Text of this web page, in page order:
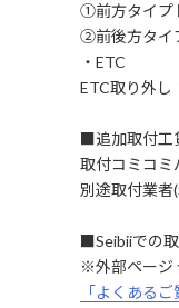
①前方タイプ
②前後方タイ
・ETC
ETC取り外し
■追加取付工
取付コミコミ
別途取付業者
■Seibiiでの
※外部ページ
「よくある